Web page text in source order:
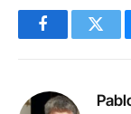
Facebook